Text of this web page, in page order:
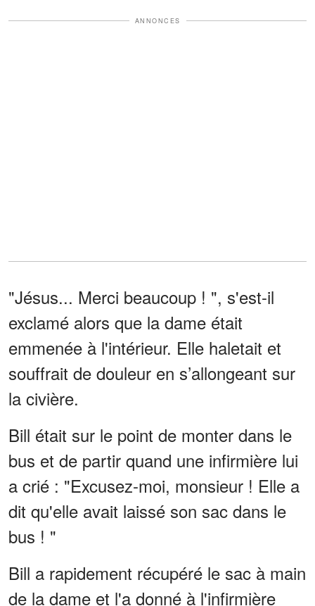
ANNONCES
"Jésus... Merci beaucoup ! ", s'est-il
exclamé alors que la dame était
emmenée à l'intérieur. Elle haletait et
souffrait de douleur en s’allongeant sur
la civière.
Bill était sur le point de monter dans le
bus et de partir quand une infirmière lui
a crié : "Excusez-moi, monsieur ! Elle a
dit qu'elle avait laissé son sac dans le
bus ! "
Bill a rapidement récupéré le sac à main
de la dame et l'a donné à l'infirmière